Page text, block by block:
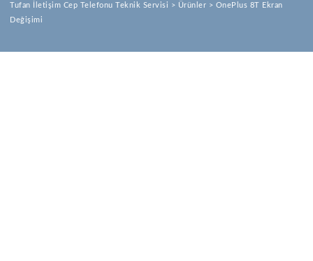
Tufan İletişim Cep Telefonu Teknik Servisi > Ürünler > OnePlus 8T Ekran
Değişimi